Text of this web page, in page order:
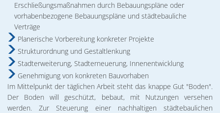
Erschließungsmaßnahmen durch Bebauungspläne oder
vorhabenbezogene Bebauungspläne und städtebauliche
Verträge
Planerische Vorbereitung konkreter Projekte
Strukturordnung und Gestaltlenkung
Stadterweiterung, Stadterneuerung, Innenentwicklung
Genehmigung von konkreten Bauvorhaben
Im Mittelpunkt der täglichen Arbeit steht das knappe Gut "Boden".
Der Boden will geschützt, bebaut, mit Nutzungen versehen
werden. Zur Steuerung einer nachhaltigen städtebaulichen